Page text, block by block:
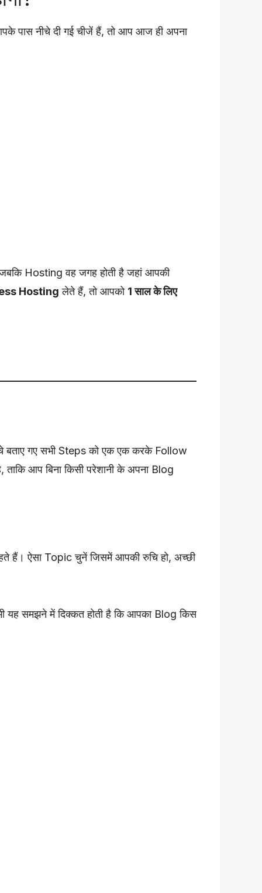
नीचे दी गई चीजें हैं, तो आप आज ही अपना
Hosting वह जगह होती है जहां आपकी
Hosting लेते हैं, तो आपको 1 साल के लिए
बताए गए सभी Steps को एक एक करके Follow
आप बिना किसी परेशानी के अपना Blog
हैं। ऐसा Topic चुनें जिसमें आपकी रुचि हो, अच्छी
समझने में दिक्कत होती है कि आपका Blog किस